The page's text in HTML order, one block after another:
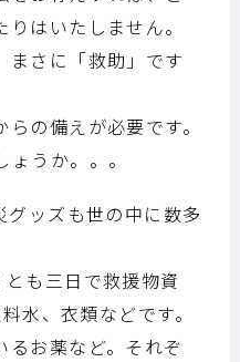
はいたしません。
まさに「救助」です
の備えが必要です。
うか。。。
ッズも世の中に数多
も三日で救援物資
水、衣類などです。
お薬など。それぞ